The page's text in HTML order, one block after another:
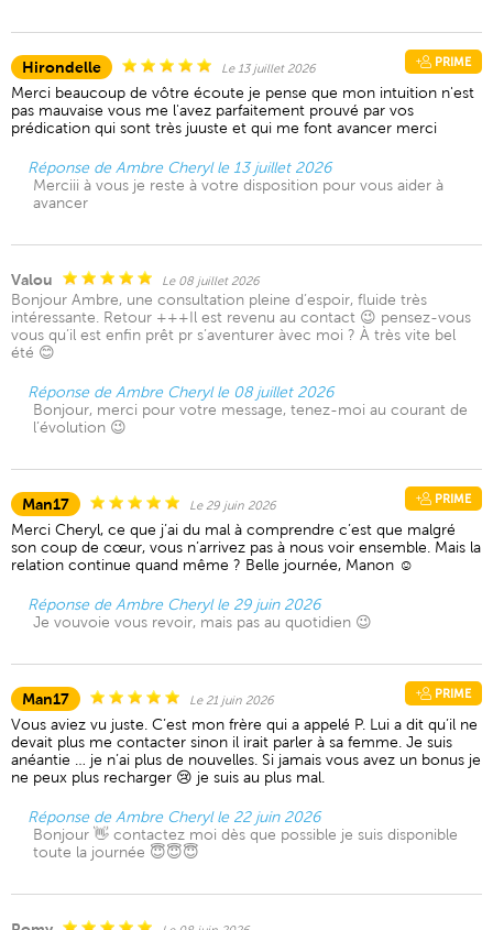
Hirondelle Le 13 juillet 2026 PRIME
Merci beaucoup de vôtre écoute je pense que mon intuition n'est
pas mauvaise vous me l'avez parfaitement prouvé par vos
prédication qui sont très juuste et qui me font avancer merci
Réponse de Ambre Cheryl le 13 juillet 2026
Merciii à vous je reste à votre disposition pour vous aider à
avancer
Valou Le 08 juillet 2026
Bonjour Ambre, une consultation pleine d’espoir, fluide très
intéressante. Retour +++Il est revenu au contact 😉 pensez-vous
vous qu’il est enfin prêt pr s’aventurer àvec moi ? À très vite bel
été 😊
Réponse de Ambre Cheryl le 08 juillet 2026
Bonjour, merci pour votre message, tenez-moi au courant de
l’évolution 😉
Man17 Le 29 juin 2026 PRIME
Merci Cheryl, ce que j’ai du mal à comprendre c’est que malgré
son coup de cœur, vous n’arrivez pas à nous voir ensemble. Mais la
relation continue quand même ? Belle journée, Manon ☺️
Réponse de Ambre Cheryl le 29 juin 2026
Je vouvoie vous revoir, mais pas au quotidien 😉
Man17 Le 21 juin 2026 PRIME
Vous aviez vu juste. C’est mon frère qui a appelé P. Lui a dit qu’il ne
devait plus me contacter sinon il irait parler à sa femme. Je suis
anéantie … je n’ai plus de nouvelles. Si jamais vous avez un bonus je
ne peux plus recharger 😢 je suis au plus mal.
Réponse de Ambre Cheryl le 22 juin 2026
Bonjour 👋 contactez moi dès que possible je suis disponible
toute la journée 😇😇😇